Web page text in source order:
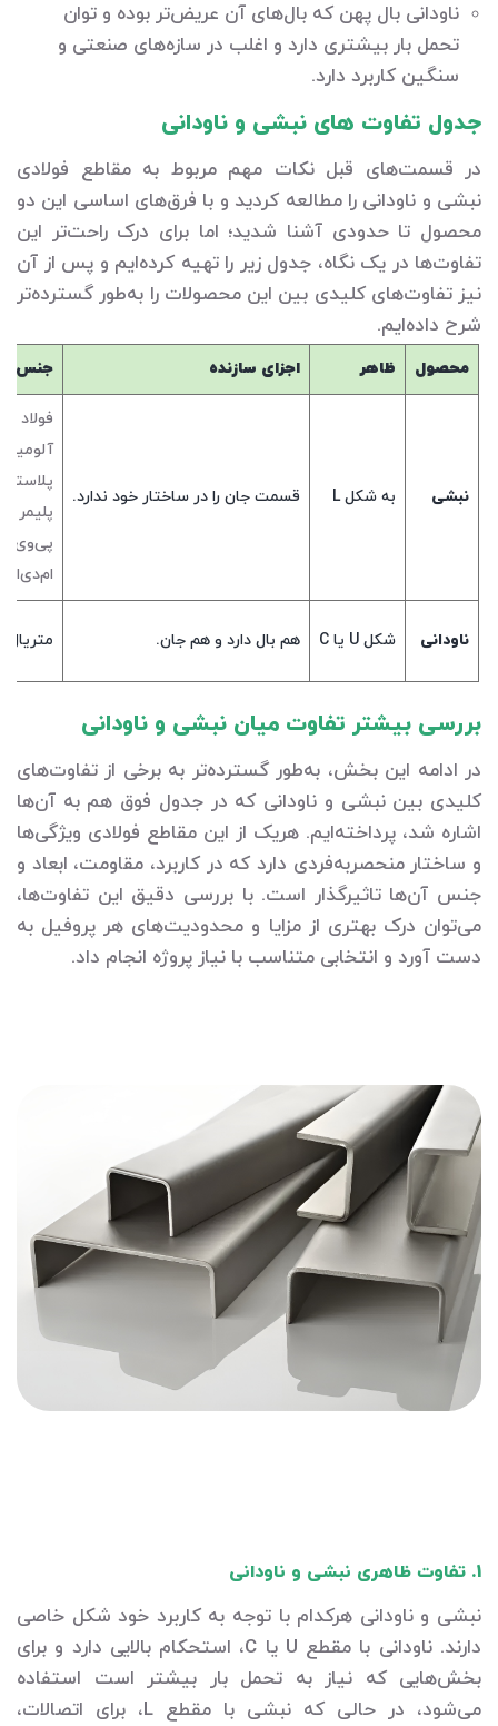
ناودانی بال پهن که بال‌های آن عریض‌تر بوده و توان
تحمل بار بیشتری دارد و اغلب در سازه‌های صنعتی و
سنگین کاربرد دارد.
جدول تفاوت های نبشی و ناودانی
در قسمت‌های قبل نکات مهم مربوط به مقاطع فولادی
نبشی و ناودانی را مطالعه کردید و با فرق‌های اساسی این دو
محصول تا حدودی آشنا شدید؛ اما برای درک راحت‌تر این
تفاوت‌ها در یک نگاه، جدول زیر را تهیه کرده‌ایم و پس از آن
نیز تفاوت‌های کلیدی بین این محصولات را به‌طور گسترده‌تر
شرح داده‌ایم.
محصول ظاهر اجزای سازنده جنس
نبشی به شکل L قسمت جان را در ساختار خود ندارد.
فولاد
پلیمر
ام‌دی‌اف
ناودانی شکل U یا C هم بال دارد و هم جان. متریال
بررسی بیشتر تفاوت میان نبشی و ناودانی
در ادامه این بخش، به‌طور گسترده‌تر به برخی از تفاوت‌های
کلیدی بین نبشی و ناودانی که در جدول فوق هم به آن‌ها
اشاره شد، پرداخته‌ایم. هریک از این مقاطع فولادی ویژگی‌ها
و ساختار منحصربه‌فردی دارد که در کاربرد، مقاومت، ابعاد و
جنس آن‌ها تاثیرگذار است. با بررسی دقیق این تفاوت‌ها،
می‌توان درک بهتری از مزایا و محدودیت‌های هر پروفیل به
دست آورد و انتخابی متناسب با نیاز پروژه انجام داد.
1. تفاوت ظاهری نبشی و ناودانی
نبشی و ناودانی هرکدام با توجه به کاربرد خود شکل خاصی
دارند. ناودانی با مقطع U یا C، استحکام بالایی دارد و برای
بخش‌هایی که نیاز به تحمل بار بیشتر است استفاده
می‌شود، در حالی که نبشی با مقطع L، برای اتصالات،